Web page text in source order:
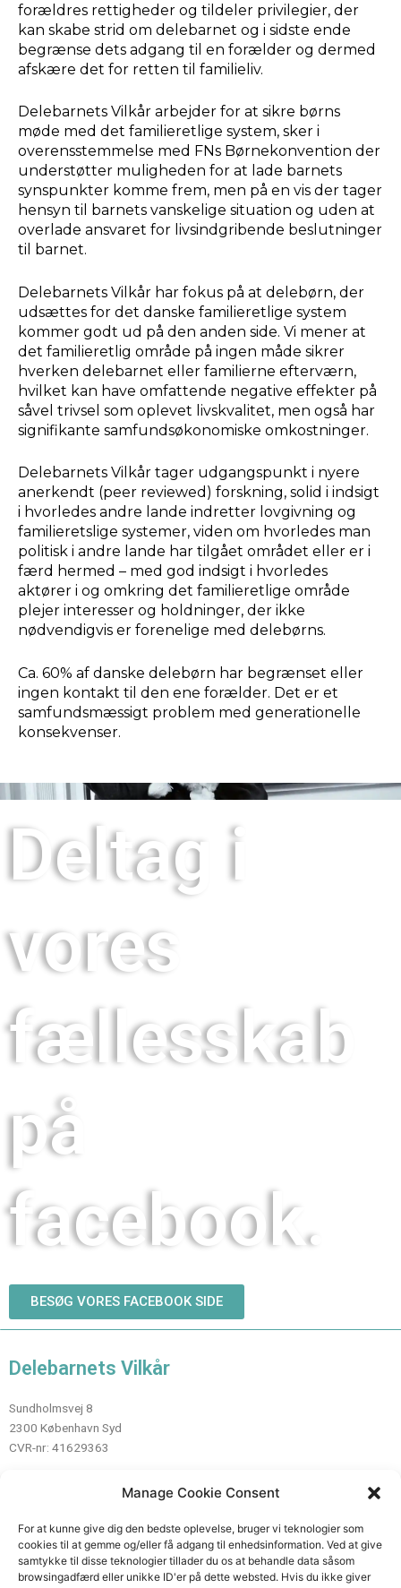
Manage Cookie Consent
For at kunne give dig den bedste oplevelse, bruger vi teknologier som
cookies til at gemme og/eller få adgang til enhedsinformation. Ved at give
samtykke til disse teknologier tillader du os at behandle data såsom
browsingadfærd eller unikke ID'er på dette websted. Hvis du ikke giver
forældres rettigheder og tildeler privilegier, der
kan skabe strid om delebarnet og i sidste ende
begrænse dets adgang til en forælder og dermed
afskære det for retten til familieliv.
Delebarnets Vilkår arbejder for at sikre børns
møde med det familieretlige system, sker i
overensstemmelse med FNs Børnekonvention der
understøtter muligheden for at lade barnets
synspunkter komme frem, men på en vis der tager
hensyn til barnets vanskelige situation og uden at
overlade ansvaret for livsindgribende beslutninger
til barnet.
Delebarnets Vilkår har fokus på at delebørn, der
udsættes for det danske familieretlige system
kommer godt ud på den anden side. Vi mener at
det familieretlig område på ingen måde sikrer
hverken delebarnet eller familierne efterværn,
hvilket kan have omfattende negative effekter på
såvel trivsel som oplevet livskvalitet, men også har
signifikante samfundsøkonomiske omkostninger.
Delebarnets Vilkår tager udgangspunkt i nyere
anerkendt (peer reviewed) forskning, solid i indsigt
i hvorledes andre lande indretter lovgivning og
familieretslige systemer, viden om hvorledes man
politisk i andre lande har tilgået området eller er i
færd hermed – med god indsigt i hvorledes
aktører i og omkring det familieretlige område
plejer interesser og holdninger, der ikke
nødvendigvis er forenelige med delebørns.
Ca. 60% af danske delebørn har begrænset eller
ingen kontakt til den ene forælder. Det er et
samfundsmæssigt problem med generationelle
konsekvenser.
Deltag i
vores
fællesskab
på
facebook.
BESØG VORES FACEBOOK SIDE
Delebarnets Vilkår
Sundholmsvej 8
2300 København Syd
CVR-nr: 41629363
Mail:info@delebarnetsvilkaar.dk
Telefon: 89 80 85 45